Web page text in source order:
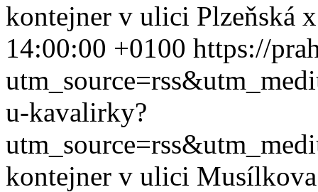
kontejner v ulici Plzeňská
14:00:00 +0100 https://
u-kavalirky?
kontejner v ulici